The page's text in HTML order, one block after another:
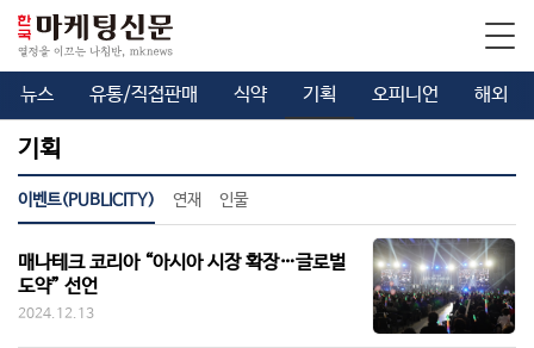
뉴스 유통/직접판매 식약 기획 오피니언 해외
기획
이벤트(PUBLICITY) 연재 인물
매나테크 코리아 “아시아 시장 확장…글로벌
도약” 선언
2024.12.13